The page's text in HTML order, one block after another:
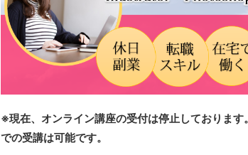
※現在、オンライン講座の受付は停止しておりま
での受講は可能です。